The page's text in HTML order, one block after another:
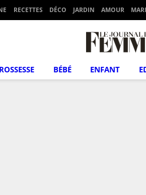
RECETTES DÉCO JARDIN AMOUR
BÉBÉ ENFANT